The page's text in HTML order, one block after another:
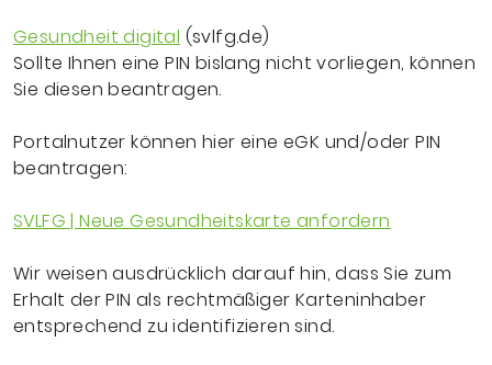
Gesundheit digital (svlfg.de)
Sollte Ihnen eine PIN bislang nicht vorliegen, können
Sie diesen beantragen.
Portalnutzer können hier eine eGK und/oder PIN
beantragen:
SVLFG | Neue Gesundheitskarte anfordern
Wir weisen ausdrücklich darauf hin, dass Sie zum
Erhalt der PIN als rechtmäßiger Karteninhaber
entsprechend zu identifizieren sind.